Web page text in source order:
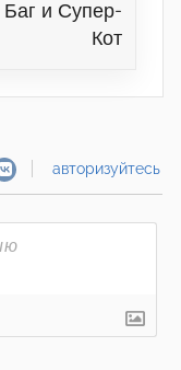
и Супер-
Кот
авторизуйтесь